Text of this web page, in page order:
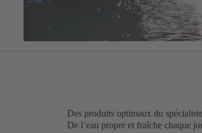
Des produits optimaux du
De l’eau propre et fraîche chaque